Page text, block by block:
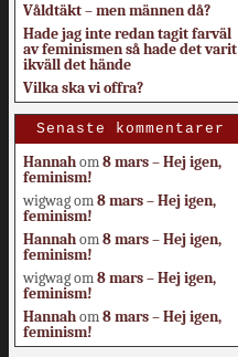
Våldtäkt – men männen då?
Hade jag inte redan tagit farväl
av feminismen så hade det varit
ikväll det hände
Vilka ska vi offra?
Senaste kommentarer
Hannahom8 mars – Hej igen,
feminism!
wigwagom8 mars – Hej igen,
feminism!
Hannahom8 mars – Hej igen,
feminism!
wigwagom8 mars – Hej igen,
feminism!
Hannahom8 mars – Hej igen,
feminism!